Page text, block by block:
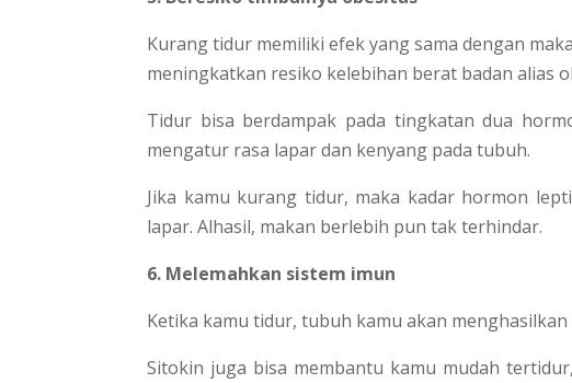
Kurang tidur memiliki efek yang sama dengan
meningkatkan resiko kelebihan berat badan alias
Tidur bisa berdampak pada tingkatan dua
mengatur rasa lapar dan kenyang pada tubuh.
Jika kamu kurang tidur, maka kadar hormon
lapar. Alhasil, makan berlebih pun tak terhindar.
6. Melemahkan sistem imun
Ketika kamu tidur, tubuh kamu akan
Sitokin juga bisa membantu kamu mudah